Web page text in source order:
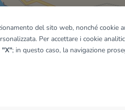
del sito web, nonché
Per accettare i cookie
"X"; in questo caso, la navigazione